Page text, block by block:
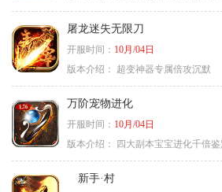
屠龙迷失无限刀
开服时间： 10月/04日
版本介绍：
超变神器专属倍攻沉默
万阶宠物进化
开服时间： 10月/04日
版本介绍：
四大副本宝宝进化千倍
新手·村